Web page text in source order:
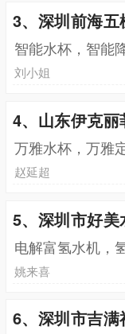
3、深圳前海
智能水杯，智能
刘小姐
4、山东伊克
万雅水杯，万雅
赵延超
5、深圳市好
电解富氢水机，
姚来喜
6、深圳市吉